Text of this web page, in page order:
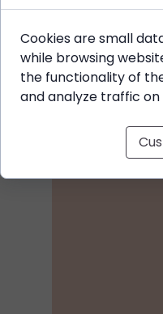
Cookies are small
while browsing
the functionality of
and analyze traffic on